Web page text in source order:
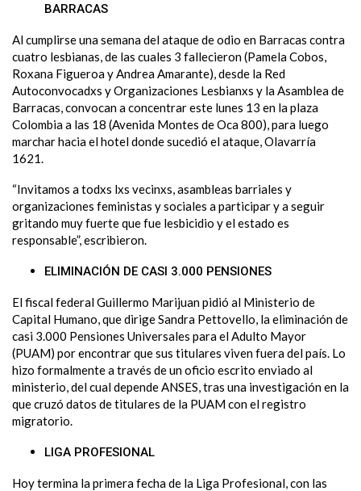
BARRACAS
Al cumplirse una semana del ataque de odio en Barracas contra
cuatro lesbianas, de las cuales 3 fallecieron (Pamela Cobos,
Roxana Figueroa y Andrea Amarante), desde la Red
Autoconvocadxs y Organizaciones Lesbianxs y la Asamblea de
Barracas, convocan a concentrar este lunes 13 en la plaza
Colombia a las 18 (Avenida Montes de Oca 800), para luego
marchar hacia el hotel donde sucedió el ataque, Olavarría
1621.
“Invitamos a todxs lxs vecinxs, asambleas barriales y
organizaciones feministas y sociales a participar y a seguir
gritando muy fuerte que fue lesbicidio y el estado es
responsable”, escribieron.
ELIMINACIÓN DE CASI 3.000 PENSIONES
El fiscal federal Guillermo Marijuan pidió al Ministerio de
Capital Humano, que dirige Sandra Pettovello, la eliminación de
casi 3.000 Pensiones Universales para el Adulto Mayor
(PUAM) por encontrar que sus titulares viven fuera del país. Lo
hizo formalmente a través de un oficio escrito enviado al
ministerio, del cual depende ANSES, tras una investigación en la
que cruzó datos de titulares de la PUAM con el registro
migratorio.
LIGA PROFESIONAL
Hoy termina la primera fecha de la Liga Profesional, con las